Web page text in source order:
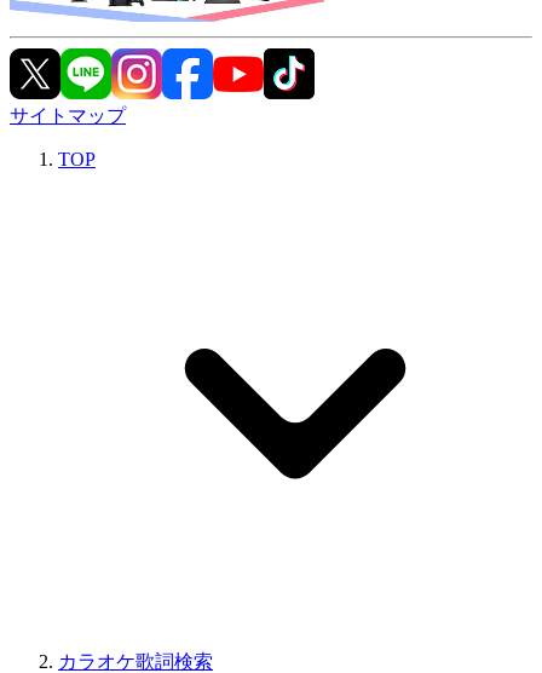
サイトマップ
TOP
カラオケ歌詞検索